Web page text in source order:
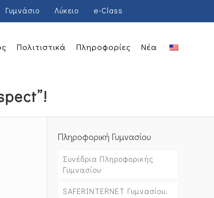
Γυμνάσιο Λύκειο e-Class
Πολιτιστικά Πληροφορίες Νέα
Πληροφορική Γυμνασίου
Συνέδρια Πληροφορικής
Γυμνασίου
SAFERINTERNET Γυμνασίου.